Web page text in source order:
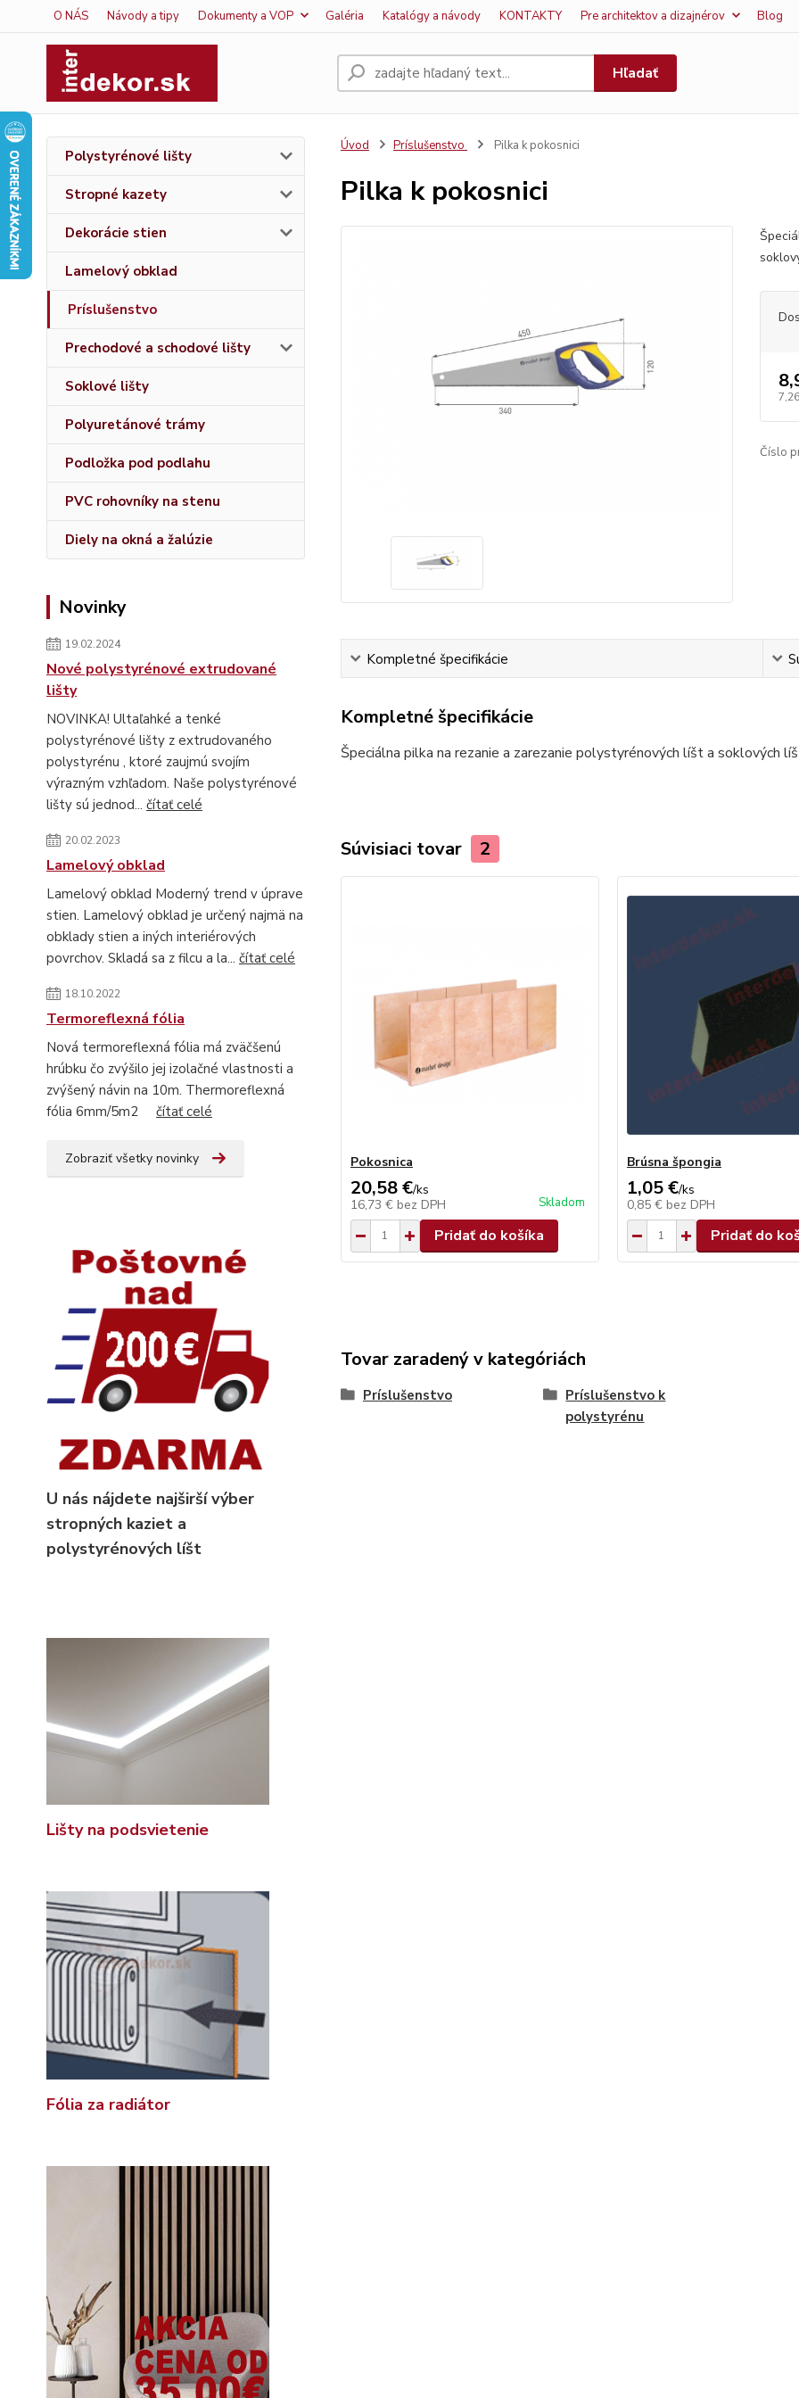
O NÁS Návody a tipy Dokumenty a VOP Galéria Katalógy a návody KONTAKTY Pre architektov a dizajnérov Blog
Hľadať
Polystyrénové lišty
Stropné kazety
Dekorácie stien
Lamelový obklad
Príslušenstvo
Prechodové a schodové lišty
Soklové lišty
Polyuretánové trámy
Podložka pod podlahu
PVC rohovníky na stenu
Diely na okná a žalúzie
Novinky
19.02.2024
Nové polystyrénové extrudované
lišty
NOVINKA! Ultaľahké a tenké
polystyrénové lišty z extrudovaného
polystyrénu , ktoré zaujmú svojím
výrazným vzhľadom. Naše polystyrénové
lišty sú jednod... čítať celé
20.02.2023
Lamelový obklad
Lamelový obklad Moderný trend v úprave
stien. Lamelový obklad je určený najmä na
obklady stien a iných interiérových
povrchov. Skladá sa z filcu a la... čítať celé
18.10.2022
Termoreflexná fólia
Nová termoreflexná fólia má zväčšenú
hrúbku čo zvýšilo jej izolačné vlastnosti a
zvýšený návin na 10m. Thermoreflexná
fólia 6mm/5m2 čítať celé
Zobraziť všetky novinky
U nás nájdete najširší výber
stropných kaziet a
polystyrénových líšt
Lišty na podsvietenie
Fólia za radiátor
Úvod Príslušenstvo Pilka k pokosnici
Pilka k pokosnici
Číslo
Kompletné špecifikácie
Kompletné špecifikácie
Špeciálna pilka na rezanie a zarezanie polystyrénových líšt a soklových
Súvisiaci tovar 2
Pokosnica
20,58 €/ks
16,73 € bez DPH Skladom
Pridať do košíka
Brúsna špongia
1,05 €/ks
0,85 € bez DPH
Pridať do
Tovar zaradený v kategóriách
Príslušenstvo
Príslušenstvo k
polystyrénu